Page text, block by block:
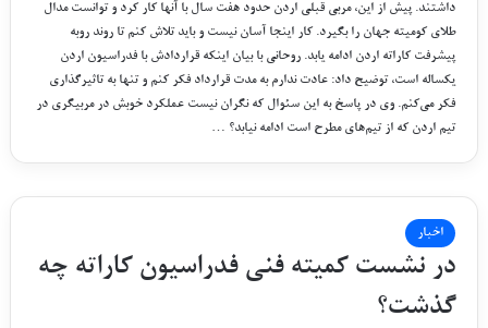
داشتند. پیش از این، مربی قبلی اردن حدود هفت سال با آنها کار کرد و توانست مدال
طلای کومیته جهان را بگیرد. کار اینجا آسان نیست و باید تلاش کنم تا روند روبه
پیشرفت کاراته اردن ادامه یابد. روحانی با بیان اینکه قراردادش با فدراسیون اردن
یکساله است، توضیح داد: عادت ندارم به مدت قرارداد فکر کنم و تنها به تاثیرگذاری
فکر می‌کنم. وی در پاسخ به این سئوال که نگران نیست عملکرد خوبش در مربیگری در
تیم اردن که از تیم‌های مطرح است ادامه نیابد؟ …
اخبار
در نشست کمیته فنی فدراسیون کاراته چه
گذشت؟